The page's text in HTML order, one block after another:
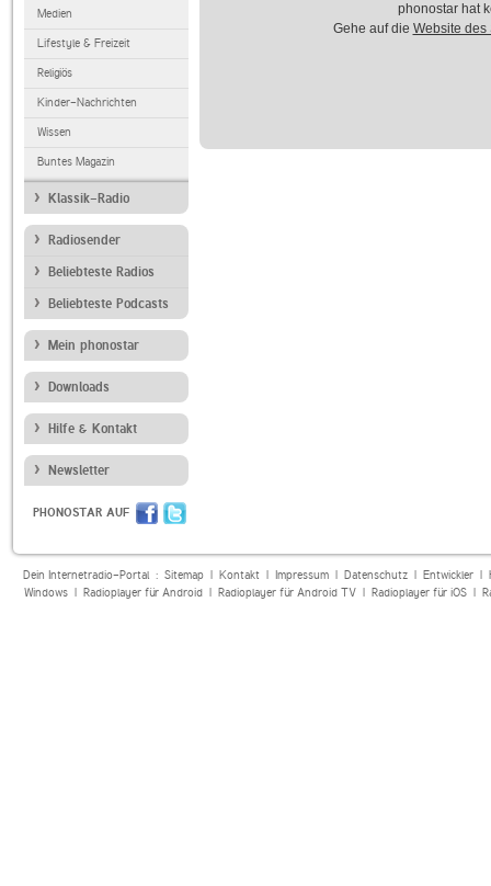
Medien
Lifestyle & Freizeit
Religiös
Kinder-Nachrichten
Wissen
Buntes Magazin
Klassik-Radio
Radiosender
Beliebteste Radios
Beliebteste Podcasts
Mein phonostar
Downloads
Hilfe & Kontakt
Newsletter
PHONOSTAR AUF
phonostar hat
Gehe auf die Website des
Dein Internetradio-Portal : Sitemap| Kontakt| Impressum| Datenschutz| Entwickler|
Windows| Radioplayer für Android| Radioplayer für Android TV| Radioplayer für iOS|